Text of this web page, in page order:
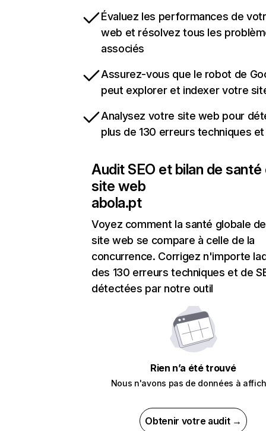
Évaluez les performances de
web et résolvez tous les
associés
Assurez-vous que le robot de
peut explorer et indexer votre
Analysez votre site web pour
plus de 130 erreurs techniques et
Audit SEO et bilan de santé
site web
abola.pt
Voyez comment la santé globale
site web se compare à celle de la
concurrence. Corrigez n'importe
des 130 erreurs techniques et de
détectées par notre outil
Rien n’a été trouvé
Nous n'avons pas de données à
Obtenir votre audit →